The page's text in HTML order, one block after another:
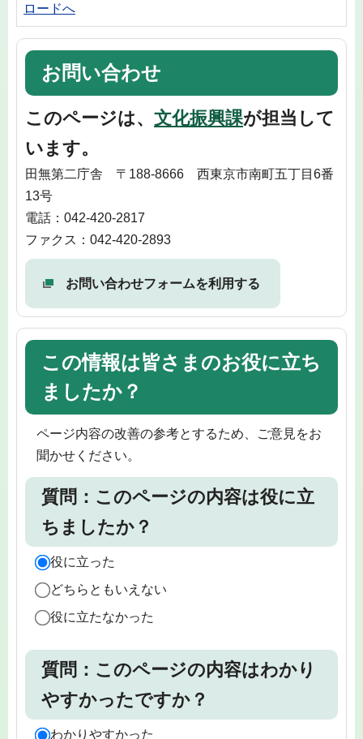
ロードへ
お問い合わせ
このページは、 文化振興課が担当して
います。
田無第二庁舎 〒188-8666 西東京市南町五丁目6番
13号
電話：042-420-2817
ファクス：042-420-2893
お問い合わせフォームを利用する
この情報は皆さまのお役に立ち
ましたか？
ページ内容の改善の参考とするため、ご意見をお
聞かせください。
質問：このページの内容は役に立
ちましたか？
役に立った
どちらともいえない
役に立たなかった
質問：このページの内容はわかり
やすかったですか？
わかりやすかった